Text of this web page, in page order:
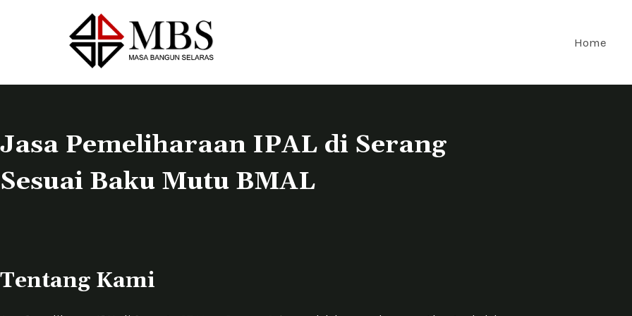
t
o
t
Home
Jasa Pemeliharaan IPAL di Serang
Sesuai Baku Mutu BMAL
Tentang Kami